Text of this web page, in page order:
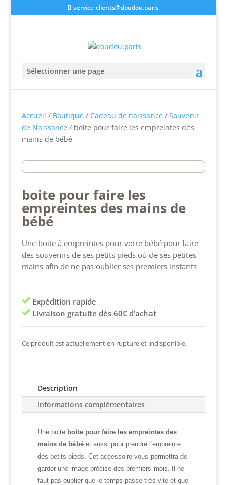
service-clients@doudou.paris
Sélectionner une page
Accueil / Boutique/ Cadeau de naissance/ Souvenir
de Naissance/ boite pour faire les empreintes des
mains de bébé
boite pour faire les
empreintes des mains de
bébé
Une boite à empreintes pour votre bébé pour faire
des souvenirs de ses petits pieds où de ses petites
mains afin de ne pas oublier ses premiers instants
Expédition rapide
Livraison gratuite dès 60€ d’achat
Ce produit est actuellement en rupture et indisponible.
Description
Informations complémentaires
Une boite boite pour faire les empreintes des
mains de bébéet aussi pour prendre l'empreinte
des petits pieds. Cet accessoire vous permettra de
garder une image précise des premiers mois. Il ne
faut pas oublier que le temps passe très vite et que